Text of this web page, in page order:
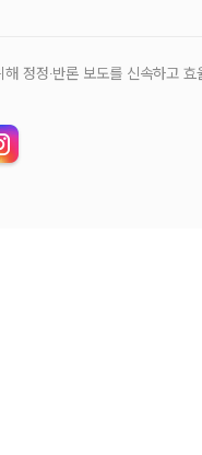
정정‧반론 보도를 신속하고